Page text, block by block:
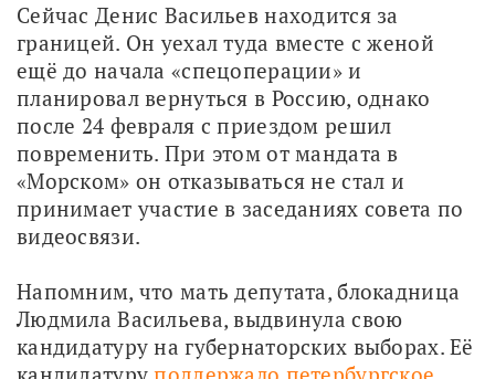
Сейчас Денис Васильев находится за
границей. Он уехал туда вместе с женой
ещё до начала «спецоперации» и
планировал вернуться в Россию, однако
после 24 февраля с приездом решил
повременить. При этом от мандата в
«Морском» он отказываться не стал и
принимает участие в заседаниях совета по
видеосвязи.
Напомним, что мать депутата, блокадница
Людмила Васильева, выдвинула свою
кандидатуру на губернаторских выборах. Её